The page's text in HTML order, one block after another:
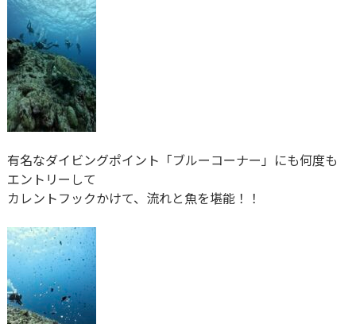
有名なダイビングポイント「ブルーコーナー」にも何度も
エントリーして
カレントフックかけて、流れと魚を堪能！！